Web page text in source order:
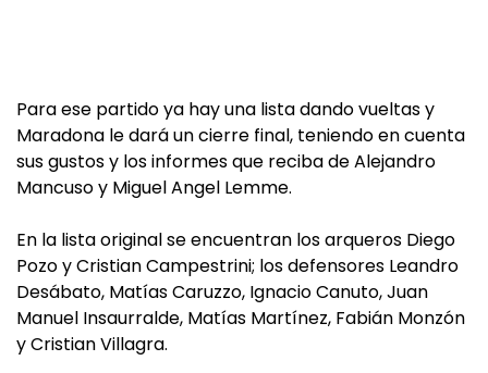
Para ese partido ya hay una lista dando vueltas y
Maradona le dará un cierre final, teniendo en cuenta
sus gustos y los informes que reciba de Alejandro
Mancuso y Miguel Angel Lemme.
En la lista original se encuentran los arqueros Diego
Pozo y Cristian Campestrini; los defensores Leandro
Desábato, Matías Caruzzo, Ignacio Canuto, Juan
Manuel Insaurralde, Matías Martínez, Fabián Monzón
y Cristian Villagra.